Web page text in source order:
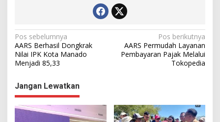
N
a
v
i
g
a
Pos sebelumnya
AARS Berhasil Dongkrak
Nilai IPK Kota Manado
Menjadi 85,33
Pos berikutnya
AARS Permudah Layanan
Pembayaran Pajak Melalui
Tokopedia
Jangan Lewatkan